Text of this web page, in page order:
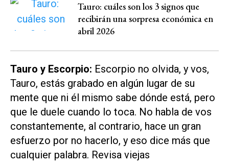
Tauro: cuáles son los 3 signos que
recibirán una sorpresa económica en
abril 2026
Tauro y Escorpio: Escorpio no olvida, y vos,
Tauro, estás grabado en algún lugar de su
mente que ni él mismo sabe dónde está, pero
que le duele cuando lo toca. No habla de vos
constantemente, al contrario, hace un gran
esfuerzo por no hacerlo, y eso dice más que
cualquier palabra. Revisa viejas